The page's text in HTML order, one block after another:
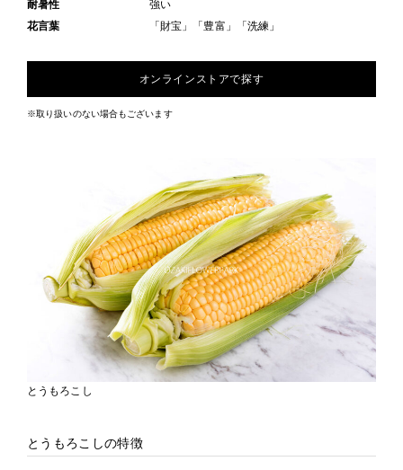
耐暑性
強い
花言葉
「財宝」「豊富」「洗練」
オンラインストアで探す
※取り扱いのない場合もございます
とうもろこし
とうもろこしの特徴